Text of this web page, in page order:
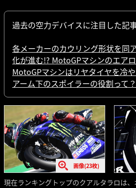
過去の空力デバイスに注目した記
各メーカーのカウリング形状を同
化が進む!? MotoGPマシンのエアロ
MotoGPマシンはリヤタイヤを冷
アーム下のスポイラーの役割って？
画像(23枚)
現在ランキングトップのクアルタラロは